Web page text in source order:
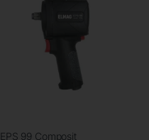
EPS 99 Composit